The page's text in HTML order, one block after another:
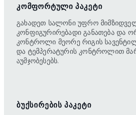
ᲙᲝᲛᲤᲝᲠᲢᲣᲚᲘ ᲞᲐᲙᲔᲢᲘ
გახადეთ სალონი უფრო
კონფიგურირებადი განათება და
კონტროლი მეორე რიგის
და ტემპერატურის კონტროლით
აუმჯობესებს.
ᲑᲣᲥᲡᲘᲠᲔᲑᲘᲡ ᲞᲐᲙᲔᲢᲘ